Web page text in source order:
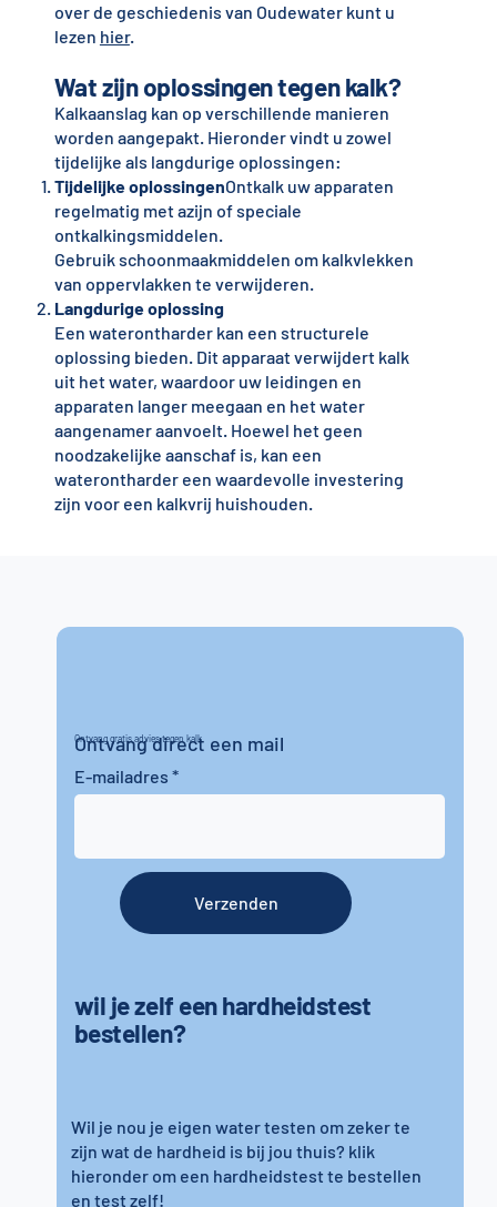
over de geschiedenis van Oudewater kunt u
lezen hier.
Wat zijn oplossingen tegen kalk?
Kalkaanslag kan op verschillende manieren
worden aangepakt. Hieronder vindt u zowel
tijdelijke als langdurige oplossingen:
Tijdelijke oplossingenOntkalk uw apparaten
regelmatig met azijn of speciale
ontkalkingsmiddelen.
Gebruik schoonmaakmiddelen om kalkvlekken
van oppervlakken te verwijderen.
Langdurige oplossing
Een waterontharder kan een structurele
oplossing bieden. Dit apparaat verwijdert kalk
uit het water, waardoor uw leidingen en
apparaten langer meegaan en het water
aangenamer aanvoelt. Hoewel het geen
noodzakelijke aanschaf is, kan een
waterontharder een waardevolle investering
zijn voor een kalkvrij huishouden.
Ontvang gratis advies tegen kalk
Ontvang direct een mail
wil je zelf een hardheidstest
bestellen?
E-mailadres
Wil je nou je eigen water testen om zeker te
zijn wat de hardheid is bij jou thuis? klik
hieronder om een hardheidstest te bestellen
en test zelf!
Verzenden